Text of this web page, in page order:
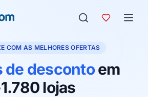
COM AS MELHORES OFERTAS
de descontoem
lojas